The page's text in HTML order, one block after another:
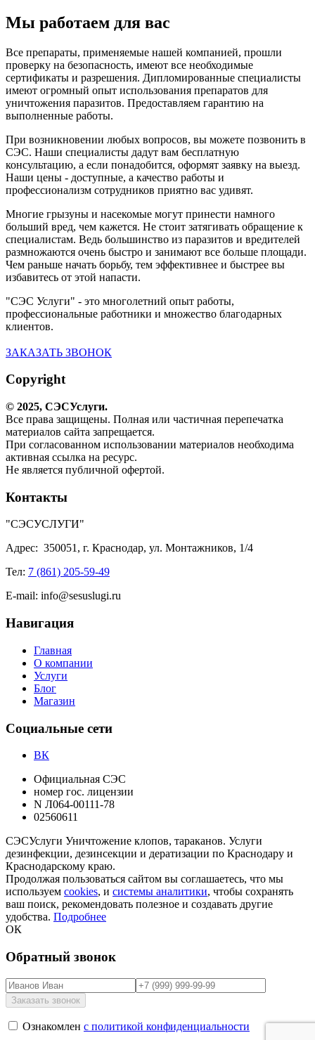
Мы работаем для вас
Все препараты, применяемые нашей компанией, прошли
проверку на безопасность, имеют все необходимые
сертификаты и разрешения. Дипломированные специалисты
имеют огромный опыт использования препаратов для
уничтожения паразитов. Предоставляем гарантию на
выполненные работы.
При возникновении любых вопросов, вы можете позвонить в
СЭС. Наши специалисты дадут вам бесплатную
консультацию, а если понадобится, оформят заявку на выезд.
Наши цены - доступные, а качество работы и
профессионализм сотрудников приятно вас удивят.
Многие грызуны и насекомые могут принести намного
больший вред, чем кажется. Не стоит затягивать обращение к
специалистам. Ведь большинство из паразитов и вредителей
размножаются очень быстро и занимают все больше площади.
Чем раньше начать борьбу, тем эффективнее и быстрее вы
избавитесь от этой напасти.
"СЭС Услуги" - это многолетний опыт работы,
профессиональные работники и множество благодарных
клиентов.
ЗАКАЗАТЬ ЗВОНОК
Copyright
© 2025, СЭСУслуги.
Все права защищены. Полная или частичная перепечатка
материалов сайта запрещается.
При согласованном использовании материалов необходима
активная ссылка на ресурс.
Не является публичной офертой.
Контакты
"СЭСУСЛУГИ"
Адрес: 350051, г. Краснодар, ул. Монтажников, 1/4
Тел: 7 (861) 205-59-49
E-mail: info@sesuslugi.ru
Навигация
Главная
О компании
Услуги
Блог
Магазин
Социальные сети
ВК
Официальная СЭС
номер гос. лицензии
N Л064-00111-78
02560611
СЭСУслуги Уничтожение клопов, тараканов. Услуги
дезинфекции, дезинсекции и дератизации по Краснодару и
Краснодарскому краю.
Продолжая пользоваться сайтом вы соглашаетесь, что мы
используем cookies, и системы аналитики, чтобы сохранять
ваш поиск, рекомендовать полезное и создавать другие
удобства. Подробнее
ОК
Обратный звонок
Ознакомлен с политикой конфиденциальности